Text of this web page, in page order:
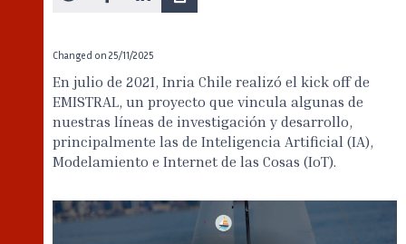
Changed on 25/11/2025
En julio de 2021, Inria Chile realizó el kick off de
EMISTRAL, un proyecto que vincula algunas de
nuestras líneas de investigación y desarrollo,
principalmente las de Inteligencia Artificial (IA),
Modelamiento e Internet de las Cosas (IoT).